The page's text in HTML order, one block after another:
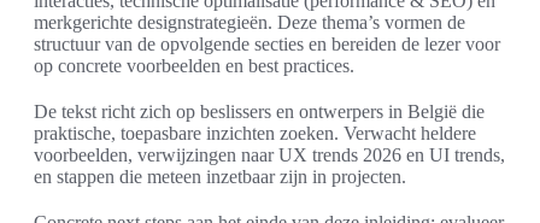
merkgerichte designstrategieën. Deze thema’s vormen de
structuur van de opvolgende secties en bereiden de lezer voor
op concrete voorbeelden en best practices.
De tekst richt zich op beslissers en ontwerpers in België die
praktische, toepasbare inzichten zoeken. Verwacht heldere
voorbeelden, verwijzingen naar UX trends 2026 en UI trends,
en stappen die meteen inzetbaar zijn in projecten.